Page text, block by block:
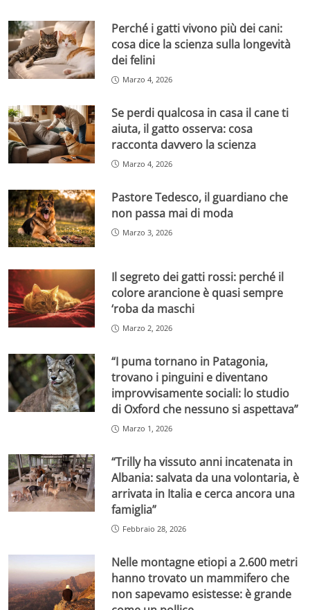
Perché i gatti vivono più dei cani:
cosa dice la scienza sulla longevità
dei felini
Marzo 4, 2026
Se perdi qualcosa in casa il cane ti
aiuta, il gatto osserva: cosa
racconta davvero la scienza
Marzo 4, 2026
Pastore Tedesco, il guardiano che
non passa mai di moda
Marzo 3, 2026
Il segreto dei gatti rossi: perché il
colore arancione è quasi sempre
‘roba da maschi
Marzo 2, 2026
“I puma tornano in Patagonia,
trovano i pinguini e diventano
improvvisamente sociali: lo studio
di Oxford che nessuno si aspettava”
Marzo 1, 2026
“Trilly ha vissuto anni incatenata in
Albania: salvata da una volontaria, è
arrivata in Italia e cerca ancora una
famiglia”
Febbraio 28, 2026
Nelle montagne etiopi a 2.600 metri
hanno trovato un mammifero che
non sapevamo esistesse: è grande